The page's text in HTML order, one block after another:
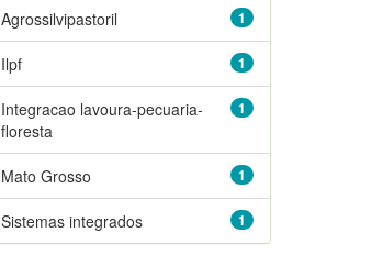
1
Agrossilvipastoril
1
Ilpf
1
Integracao lavoura-pecuaria-
floresta
1
Mato Grosso
1
Sistemas integrados